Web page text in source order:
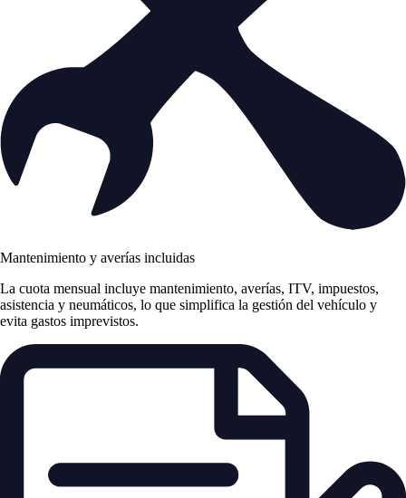
Mantenimiento y averías incluidas
La cuota mensual incluye mantenimiento, averías, ITV, impuestos,
asistencia y neumáticos, lo que simplifica la gestión del vehículo y
evita gastos imprevistos.